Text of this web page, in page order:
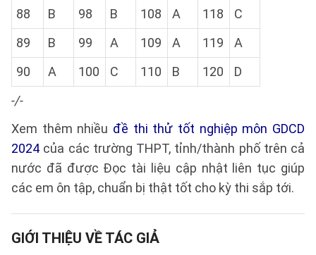
88
B 98 B 108 A 118
C
89
B 99 A 109 A 119
A
90
A 100 C 110 B 120
D
-/-
Xem thêm nhiều đề thi thử tốt nghiệp môn GDCD
2024 của các trường THPT, tỉnh/thành phố trên cả
nước đã được Đọc tài liệu cập nhật liên tục giúp
các em ôn tập, chuẩn bị thật tốt cho kỳ thi sắp tới.
GIỚI THIỆU VỀ TÁC GIẢ